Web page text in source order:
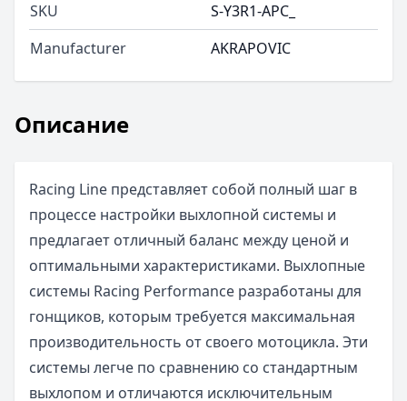
Описание
Racing Line представляет собой полный шаг в
процессе настройки выхлопной системы и
предлагает отличный баланс между ценой и
оптимальными характеристиками. Выхлопные
системы Racing Performance разработаны для
гонщиков, которым требуется максимальная
производительность от своего мотоцикла. Эти
системы легче по сравнению со стандартным
выхлопом и отличаются исключительным
SKU
S-Y3R1-APC_
Manufacturer
AKRAPOVIC